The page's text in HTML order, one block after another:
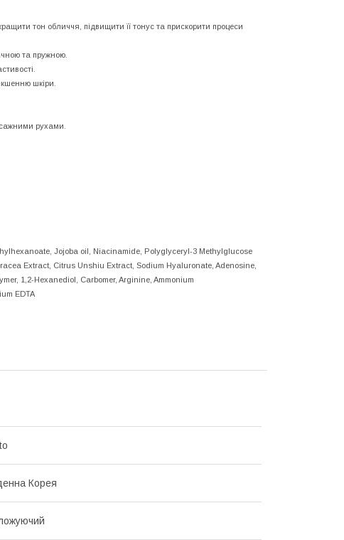
тон обличчя, підвищити її тонус та прискорити процеси
та пружною.
шкіри.
рухами.
Jojoba oil, Niacinamide, Polyglyceryl-3 Methylglucose
Extract, Citrus Unshiu Extract, Sodium Hyaluronate, Adenosine,
1,2-Hexanediol, Carbomer, Arginine, Ammonium
EDTA
Корея